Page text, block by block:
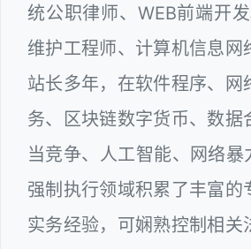
统公职律师、WEB前端开
维护工程师、计算机信息网
站长多年，在软件程序、网
务、区块链数字货币、数据
当竞争、人工智能、网络暴
强制执行领域积累了丰富的
实务经验，可娴熟控制相关